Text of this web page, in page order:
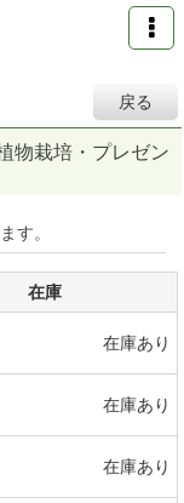
戻る
物栽培・プレゼン
す。
在庫
在庫あり
在庫あり
在庫あり